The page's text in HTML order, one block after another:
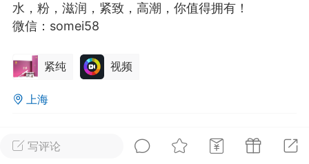
爆款平台 Lv.8
闪充小白罐
本/双效闪充，养出紧致小白脸！一、项
充小白罐 = 闪充大白肌（仪器）× 草本
护...写评论
水，粉，滋润，紧致，高潮，你值得拥有！
微信：somei58
紧纯 视频
上海